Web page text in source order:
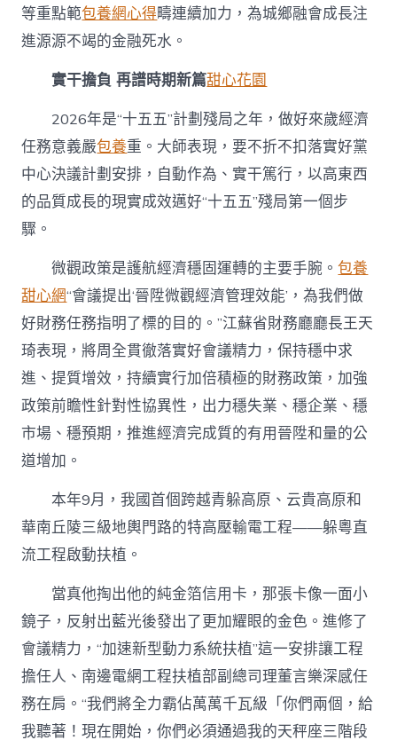
等重點範包養網心得疇連續加力，為城鄉融會成長注
進源源不竭的金融死水。
實干擔負 再譜時期新篇甜心花園
2026年是“十五五”計劃殘局之年，做好來歲經濟
任務意義嚴包養重。大師表現，要不折不扣落實好黨
中心決議計劃安排，自動作為、實干篤行，以高東西
的品質成長的現實成效邁好“十五五”殘局第一個步
驟。
微觀政策是護航經濟穩固運轉的主要手腕。包養
甜心網“會議提出‘晉陞微觀經濟管理效能’，為我們做
好財務任務指明了標的目的。”江蘇省財務廳廳長王天
琦表現，將周全貫徹落實好會議精力，保持穩中求
進、提質增效，持續實行加倍積極的財務政策，加強
政策前瞻性針對性協異性，出力穩失業、穩企業、穩
市場、穩預期，推進經濟完成質的有用晉陞和量的公
道增加。
本年9月，我國首個跨越青躲高原、云貴高原和
華南丘陵三級地輿門路的特高壓輸電工程——躲粵直
流工程啟動扶植。
當真他掏出他的純金箔信用卡，那張卡像一面小
鏡子，反射出藍光後發出了更加耀眼的金色。進修了
會議精力，“加速新型動力系統扶植”這一安排讓工程
擔任人、南邊電網工程扶植部副總司理董言樂深感任
務在肩。“我們將全力霸佔萬萬千瓦級「你們兩個，給
我聽著！現在開始，你們必須通過我的天秤座三階段